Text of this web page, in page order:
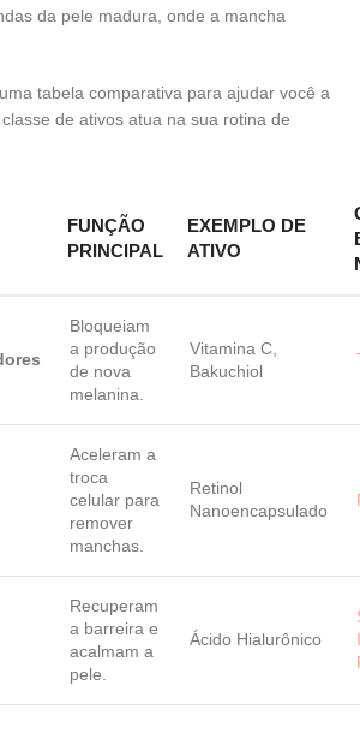
da pele madura, onde a mancha
tabela comparativa para ajudar você a
de ativos atua na sua rotina de
FUNÇÃO
PRINCIPAL
EXEMPLO DE
ATIVO
Bloqueiam
a produção
de nova
melanina.
Vitamina C,
Bakuchiol
Aceleram a
troca
celular para
remover
manchas.
Retinol
Nanoencapsulado
Recuperam
a barreira e
acalmam a
pele.
Ácido Hialurônico